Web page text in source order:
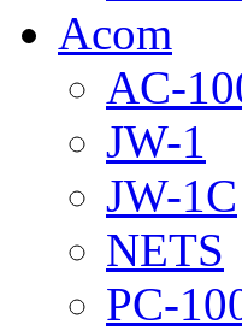
Acom
AC-
JW-1
JW-1C
NETS
PC-